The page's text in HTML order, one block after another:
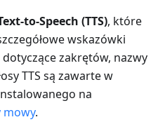
to-Speech (TTS), które
wskazówki
zakrętów, nazwy
TTS są zawarte w
na
mowy.